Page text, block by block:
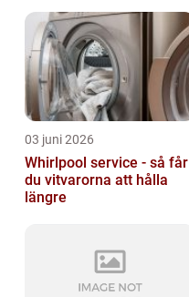
03 juni 2026
Whirlpool service - så får
du vitvarorna att hålla
längre